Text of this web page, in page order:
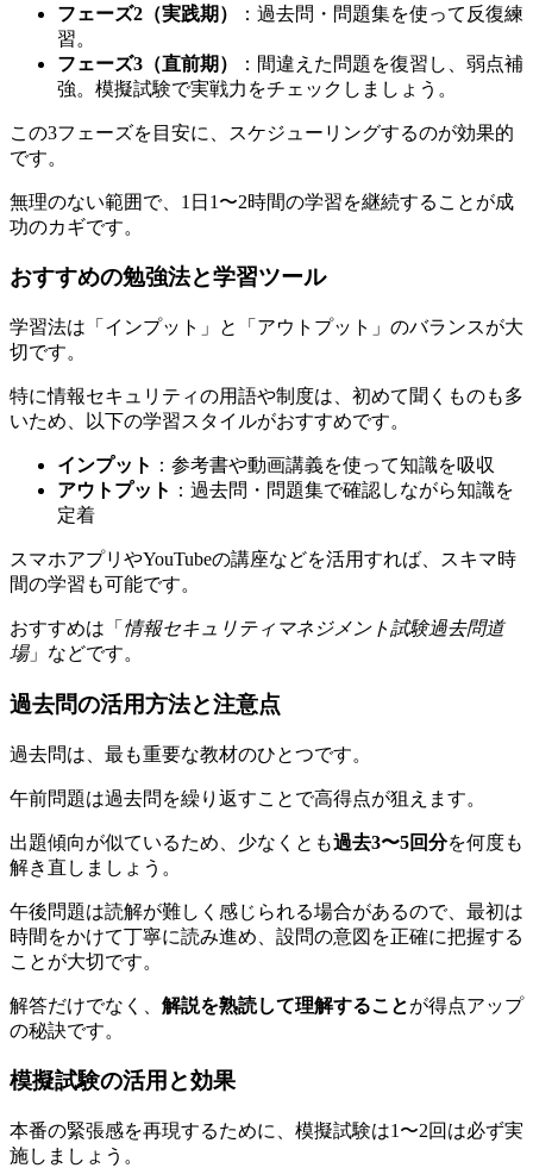
フェーズ2（実践期）
：過去問・問題集を使って反復練
習。
フェーズ3（直前期）
：間違えた問題を復習し、弱点補
強。模擬試験で実戦力をチェックしましょう。
この3フェーズを目安に、スケジューリングするのが効果的
です。
無理のない範囲で、1日1〜2時間の学習を継続することが成
功のカギです。
おすすめの勉強法と学習ツール
学習法は「インプット」と「アウトプット」のバランスが大
切です。
特に情報セキュリティの用語や制度は、初めて聞くものも多
いため、以下の学習スタイルがおすすめです。
インプット ：参考書や動画講義を使って知識を吸収
アウトプット ：過去問・問題集で確認しながら知識を
定着
スマホアプリやYouTubeの講座などを活用すれば、スキマ時
間の学習も可能です。
おすすめは「 情報セキュリティマネジメント試験過去問道
場」などです。
過去問の活用方法と注意点
過去問は、最も重要な教材のひとつです。
午前問題は過去問を繰り返すことで高得点が狙えます。
出題傾向が似ているため、少なくとも過去3〜5回分を何度も
解き直しましょう。
午後問題は読解が難しく感じられる場合があるので、最初は
時間をかけて丁寧に読み進め、設問の意図を正確に把握する
ことが大切です。
解答だけでなく、 解説を熟読して理解することが得点アップ
の秘訣です。
模擬試験の活用と効果
本番の緊張感を再現するために、模擬試験は1〜2回は必ず実
施しましょう。